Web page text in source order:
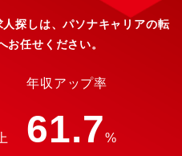
探しは、パソナキャリアの転
お任せください。
年収アップ率
61.7%